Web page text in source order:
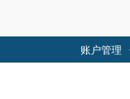
账户管理